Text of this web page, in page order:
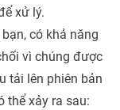
xử lý.
có khả năng
vì chúng được
tải lên phiên bản
thể xảy ra sau: